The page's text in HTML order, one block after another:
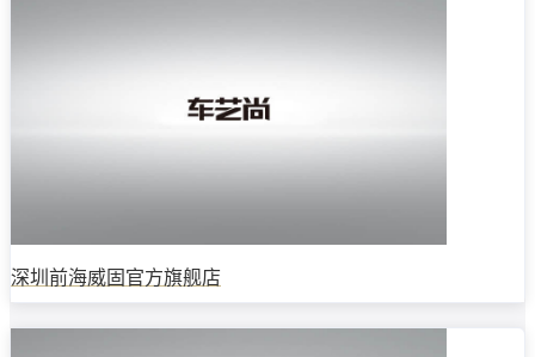
深圳前海威固官方旗舰店